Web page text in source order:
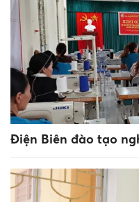
Điện Biên đào tạo